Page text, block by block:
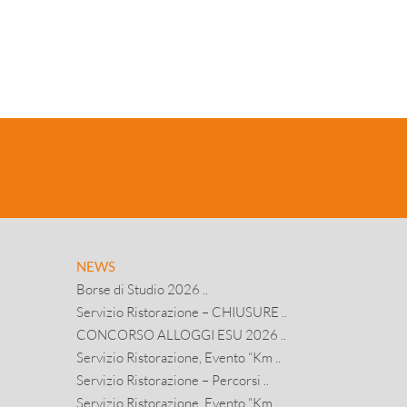
NEWS
Borse di Studio 2026 ..
Servizio Ristorazione – CHIUSURE ..
CONCORSO ALLOGGI ESU 2026 ..
Servizio Ristorazione, Evento “Km ..
Servizio Ristorazione – Percorsi ..
Servizio Ristorazione, Evento “Km ..